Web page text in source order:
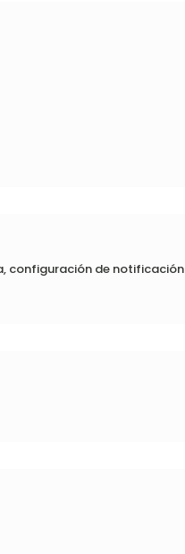
configuración de notificación